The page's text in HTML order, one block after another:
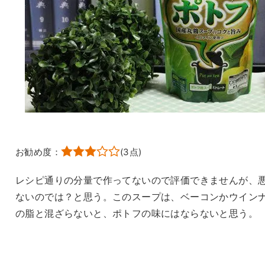
お勧め度： (3 点)
レシピ通りの分量で作ってないので評価できませんが、
ないのでは？と思う。このスープは、ベーコンかウイン
の脂と混ざらないと、ポトフの味にはならないと思う。